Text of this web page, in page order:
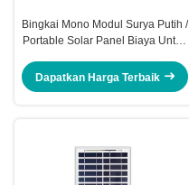
Bingkai Mono Modul Surya Putih /
Portable Solar Panel Biaya Untuk
Dapatkan Harga Terbaik